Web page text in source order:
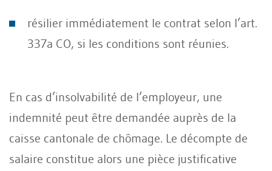
résilier immédiatement le contrat selon l’art.
337a CO, si les conditions sont réunies.
En cas d’insolvabilité de l’employeur, une
indemnité peut être demandée auprès de la
caisse cantonale de chômage. Le décompte de
salaire constitue alors une pièce justificative